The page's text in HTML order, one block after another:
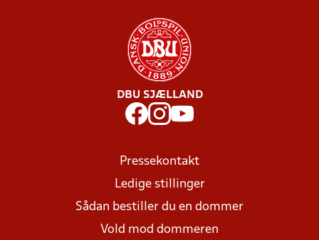
DBU SJÆLLAND
Pressekontakt
Ledige stillinger
Sådan bestiller du en dommer
Vold mod dommeren